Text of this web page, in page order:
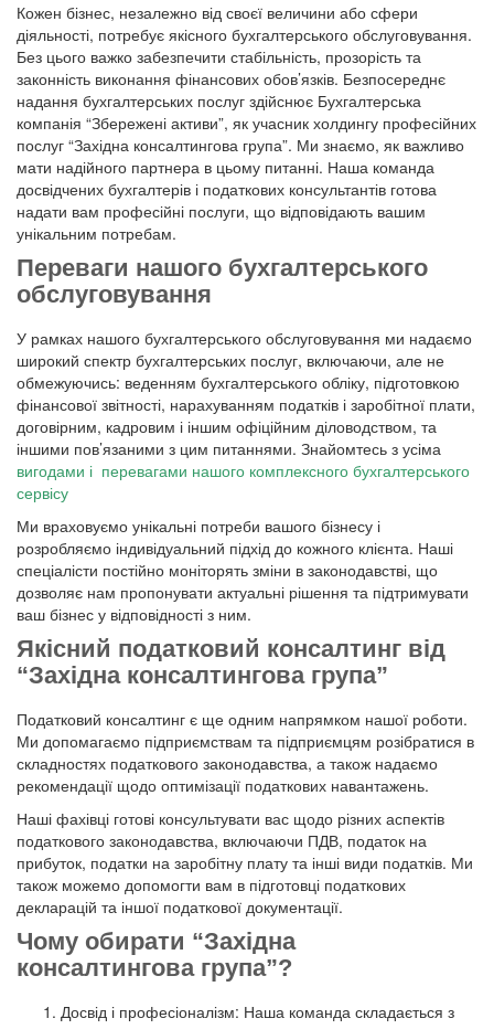
Кожен бізнес, незалежно від своєї величини або сфери
діяльності, потребує якісного бухгалтерського обслуговування.
Без цього важко забезпечити стабільність, прозорість та
законність виконання фінансових обов’язків. Безпосереднє
надання бухгалтерських послуг здійснює Бухгалтерська
компанія “Збережені активи”, як учасник холдингу професійних
послуг “Західна консалтингова група”. Ми знаємо, як важливо
мати надійного партнера в цьому питанні. Наша команда
досвідчених бухгалтерів і податкових консультантів готова
надати вам професійні послуги, що відповідають вашим
унікальним потребам.
Переваги нашого бухгалтерського
обслуговування
У рамках нашого бухгалтерського обслуговування ми надаємо
широкий спектр бухгалтерських послуг, включаючи, але не
обмежуючись: веденням бухгалтерського обліку, підготовкою
фінансової звітності, нарахуванням податків і заробітної плати,
договірним, кадровим і іншим офіційним діловодством, та
іншими пов’язаними з цим питаннями. Знайомтесь з усіма
вигодами і перевагами нашого комплексного бухгалтерського
сервісу
Ми враховуємо унікальні потреби вашого бізнесу і
розробляємо індивідуальний підхід до кожного клієнта. Наші
спеціалісти постійно моніторять зміни в законодавстві, що
дозволяє нам пропонувати актуальні рішення та підтримувати
ваш бізнес у відповідності з ним.
Якісний податковий консалтинг від
“Західна консалтингова група”
Податковий консалтинг є ще одним напрямком нашої роботи.
Ми допомагаємо підприємствам та підприємцям розібратися в
складностях податкового законодавства, а також надаємо
рекомендації щодо оптимізації податкових навантажень.
Наші фахівці готові консультувати вас щодо різних аспектів
податкового законодавства, включаючи ПДВ, податок на
прибуток, податки на заробітну плату та інші види податків. Ми
також можемо допомогти вам в підготовці податкових
декларацій та іншої податкової документації.
Чому обирати “Західна
консалтингова група”?
Досвід і професіоналізм: Наша команда складається з